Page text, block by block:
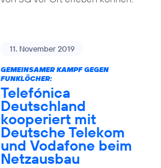
11. November 2019
GEMEINSAMER KAMPF GEGEN
FUNKLÖCHER:
Telefónica
Deutschland
kooperiert mit
Deutsche Telekom
und Vodafone beim
Netzausbau